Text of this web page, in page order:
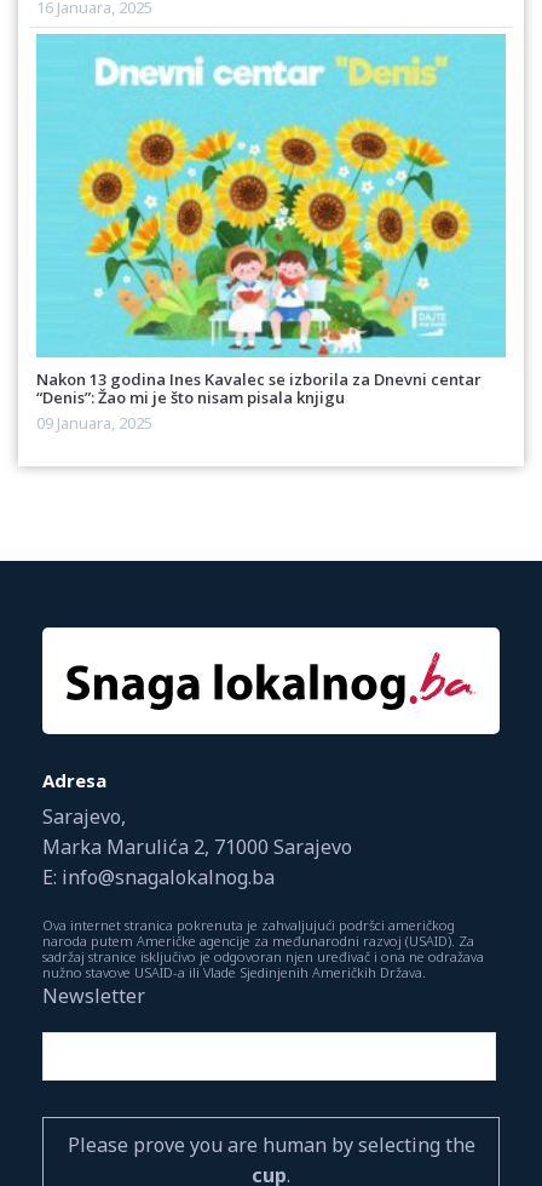
16 Januara, 2025
Nakon 13 godina Ines Kavalec se izborila za Dnevni centar
“Denis”: Žao mi je što nisam pisala knjigu
09 Januara, 2025
Adresa
Sarajevo,
Marka Marulića 2, 71000 Sarajevo
E: info@snagalokalnog.ba
Ova internet stranica pokrenuta je zahvaljujući podršci američkog
naroda putem Američke agencije za međunarodni razvoj (USAID). Za
sadržaj stranice isključivo je odgovoran njen uređivač i ona ne odražava
nužno stavove USAID-a ili Vlade Sjedinjenih Američkih Država.
Newsletter
Please prove you are human by selecting the
cup.